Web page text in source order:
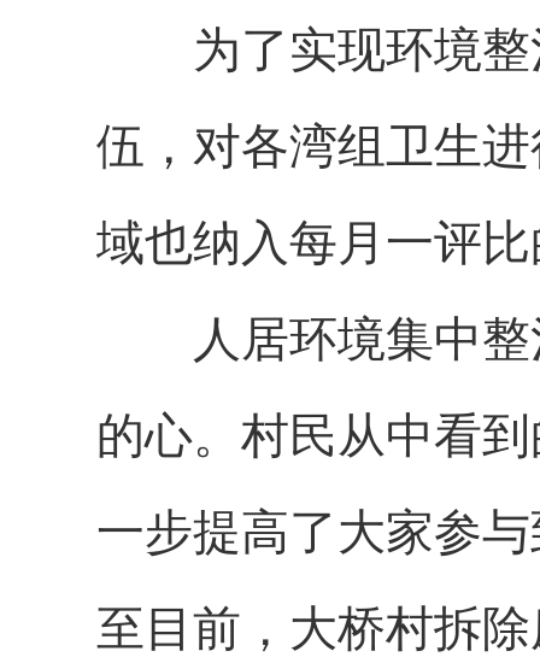
为了实现环境整
伍，对各湾组卫生
域也纳入每月一评
人居环境集中整
的心。村民从中看
一步提高了大家参
至目前，大桥村拆